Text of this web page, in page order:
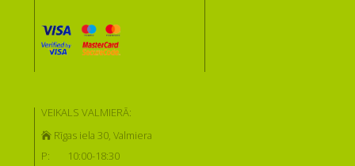
VEIKALS VALMIERĀ:
Rīgas iela 30, Valmiera
P:
10:00-18:30